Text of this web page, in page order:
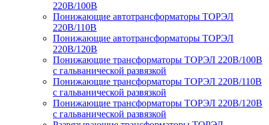
220В/100В
Понижающие автотрансформаторы ТОРЭЛ
220В/110В
Понижающие автотрансформаторы ТОРЭЛ
220В/120В
Понижающие трансформаторы ТОРЭЛ 220В/100В
с гальванической развязкой
Понижающие трансформаторы ТОРЭЛ 220В/110В
с гальванической развязкой
Понижающие трансформаторы ТОРЭЛ 220В/120В
с гальванической развязкой